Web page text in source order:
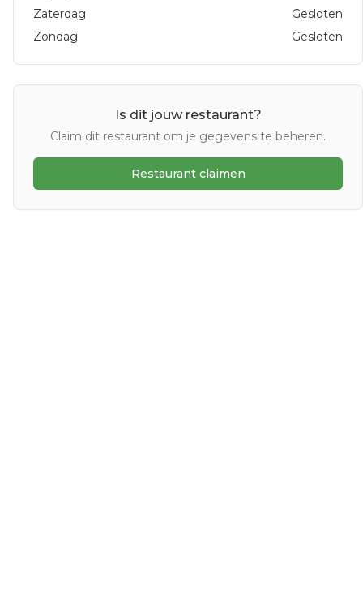
Zaterdag
Gesloten
Zondag
Gesloten
Is dit jouw restaurant?
Claim dit restaurant om je gegevens te beheren.
Restaurant claimen